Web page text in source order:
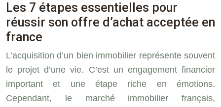
Les 7 étapes essentielles pour
réussir son offre d’achat acceptée en
france
L’acquisition d’un bien immobilier représente souvent
le projet d’une vie. C’est un engagement financier
important et une étape riche en émotions.
Cependant, le marché immobilier français,